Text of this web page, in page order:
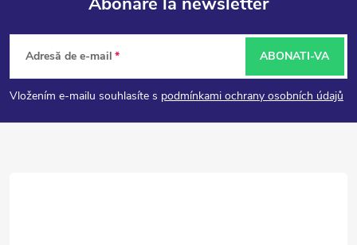
S
u
b
Adresă de e-mail
Vložením e-mailu souhlasíte s podmínkami ochrany osobních údajů
ABONATI-VA